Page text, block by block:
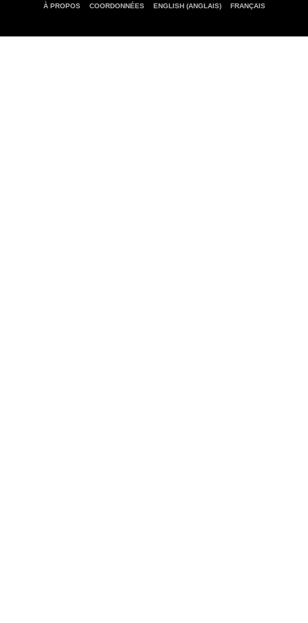
À PROPOS COORDONNÉES ENGLISH (ANGLAIS) FRANÇAIS